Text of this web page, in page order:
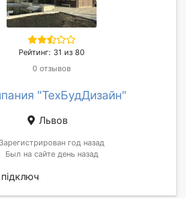
Рейтинг: 31 из 80
0 отзывов
"ТехБудДизайн"
Львов
Зарегистрирован год назад
Был на сайте день назад